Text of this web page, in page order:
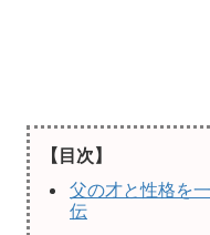
【目次】
父の才と性格を
伝